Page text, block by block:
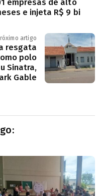
empresas de alto
e injeta R$ 9 bi
artigo
resgata
polo
Sinatra,
Gable